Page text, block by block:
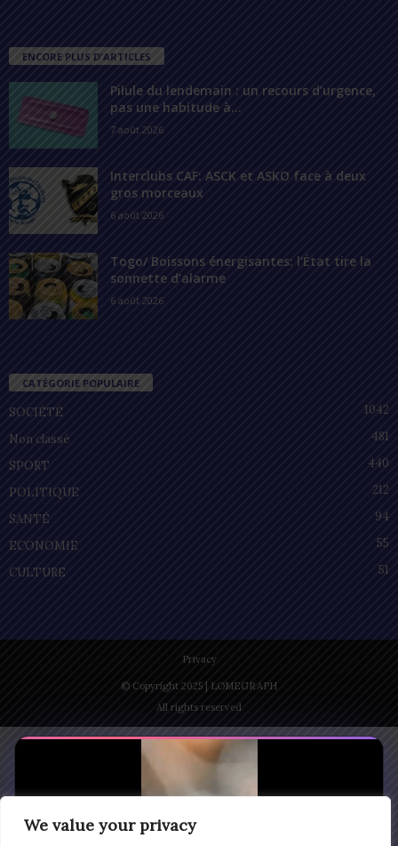
We value your privacy
ENCORE PLUS D'ARTICLES
Pilule du lendemain : un recours d’urgence,
pas une habitude à...
7 août 2026
Interclubs CAF: ASCK et ASKO face à deux
gros morceaux
6 août 2026
Togo/ Boissons énergisantes: l’État tire la
sonnette d’alarme
6 août 2026
CATÉGORIE POPULAIRE
SOCIÉTÉ
1042
Non classé
481
SPORT
440
POLITIQUE
212
SANTÉ
94
ECONOMIE
55
CULTURE
51
Privacy
© Copyright 2025 | LOMEGRAPH
All rights reserved